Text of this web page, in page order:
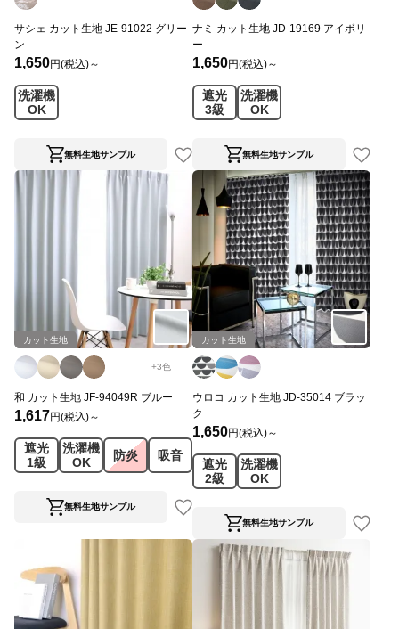
サシェ カット生地 JE-91022 グリー
ン
1,650円(税込)～
洗濯機
OK
無料生地サンプル
ナミ カット生地 JD-19169 アイボリ
ー
1,650円(税込)～
遮光
3級
洗濯機
OK
無料生地サンプル
カット生地
+3色
和 カット生地 JF-94049R ブルー
1,617円(税込)～
遮光
1級
洗濯機
OK
防炎 吸音
無料生地サンプル
カット生地
ウロコ カット生地 JD-35014 ブラッ
ク
1,650円(税込)～
遮光
2級
洗濯機
OK
無料生地サンプル